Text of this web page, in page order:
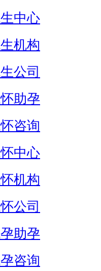
中心
机构
公司
助孕
咨询
中心
机构
公司
助孕
咨询